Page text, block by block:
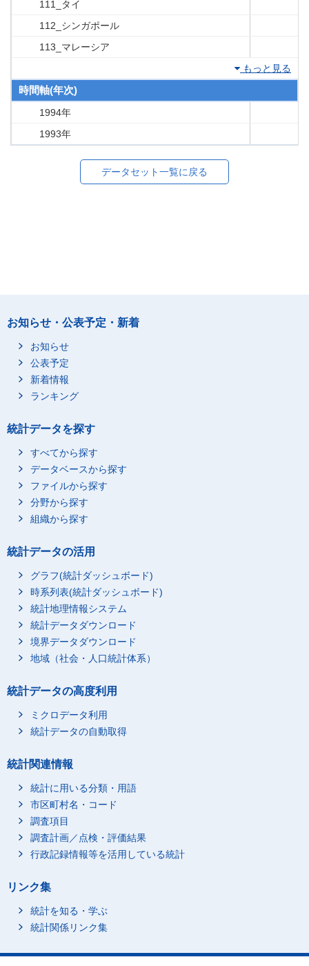
111_タイ
112_シンガポール
113_マレーシア
もっと見る
時間軸(年次)
1994年
1993年
データセット一覧に戻る
お知らせ・公表予定・新着
お知らせ
公表予定
新着情報
ランキング
統計データを探す
すべてから探す
データベースから探す
ファイルから探す
分野から探す
組織から探す
統計データの活用
グラフ(統計ダッシュボード)
時系列表(統計ダッシュボード)
統計地理情報システム
統計データダウンロード
境界データダウンロード
地域（社会・人口統計体系）
統計データの高度利用
ミクロデータ利用
統計データの自動取得
統計関連情報
統計に用いる分類・用語
市区町村名・コード
調査項目
調査計画／点検・評価結果
行政記録情報等を活用している統計
リンク集
統計を知る・学ぶ
統計関係リンク集